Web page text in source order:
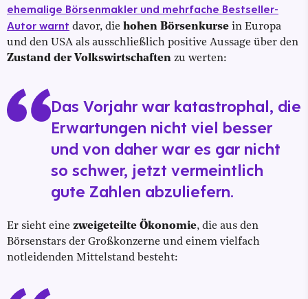
ehemalige Börsenmakler und mehrfache Bestseller-
Autor warnt davor, die hohen Börsenkurse in Europa
und den USA als ausschließlich positive Aussage über den
Zustand der Volkswirtschaften zu werten:
Das Vorjahr war katastrophal, die
Erwartungen nicht viel besser
und von daher war es gar nicht
so schwer, jetzt vermeintlich
gute Zahlen abzuliefern.
Er sieht eine zweigeteilte Ökonomie, die aus den
Börsenstars der Großkonzerne und einem vielfach
notleidenden Mittelstand besteht: